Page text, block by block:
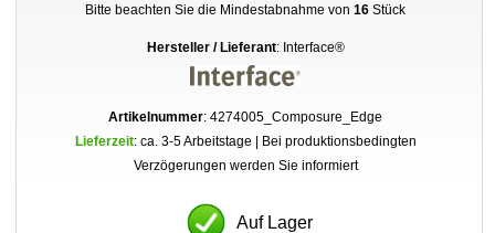
Bitte beachten Sie die Mindestabnahme von16 Stück
Hersteller / Lieferant: Interface®
Artikelnummer: 4274005_Composure_Edge
Lieferzeit: ca. 3-5 Arbeitstage | Bei produktionsbedingten
Verzögerungen werden Sie informiert
Auf Lager